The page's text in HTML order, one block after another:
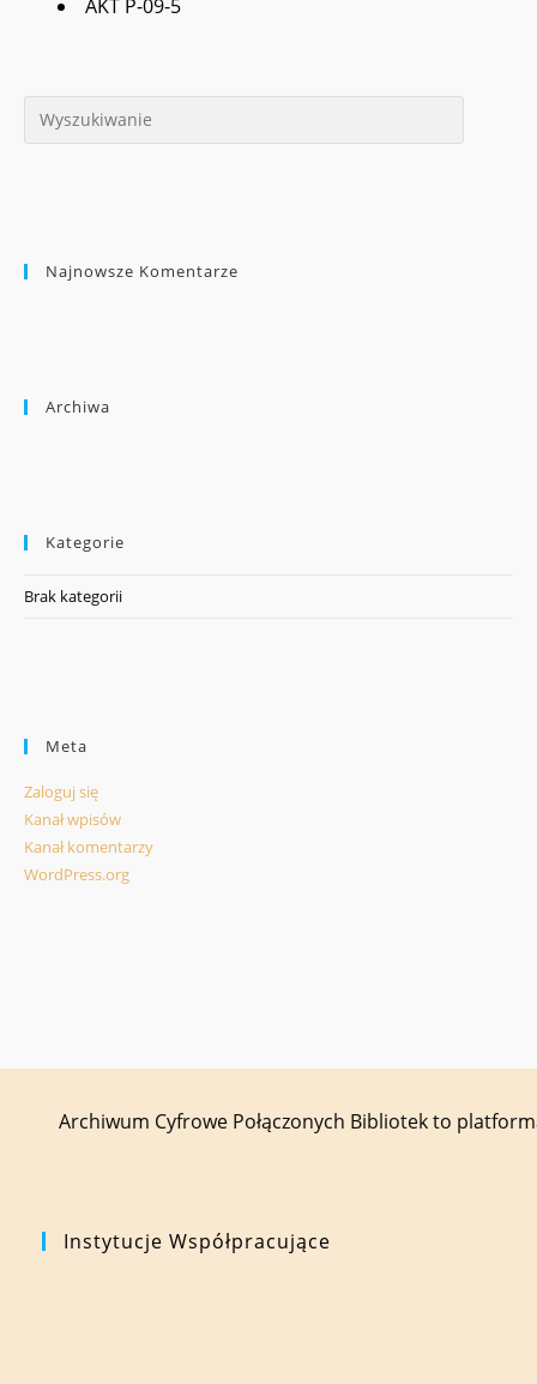
AKT P-09-5
Najnowsze Komentarze
Archiwa
Kategorie
Brak kategorii
Meta
Zaloguj się
Kanał wpisów
Kanał komentarzy
WordPress.org
Archiwum Cyfrowe Połączonych Bibliotek to
Instytucje Współpracujące